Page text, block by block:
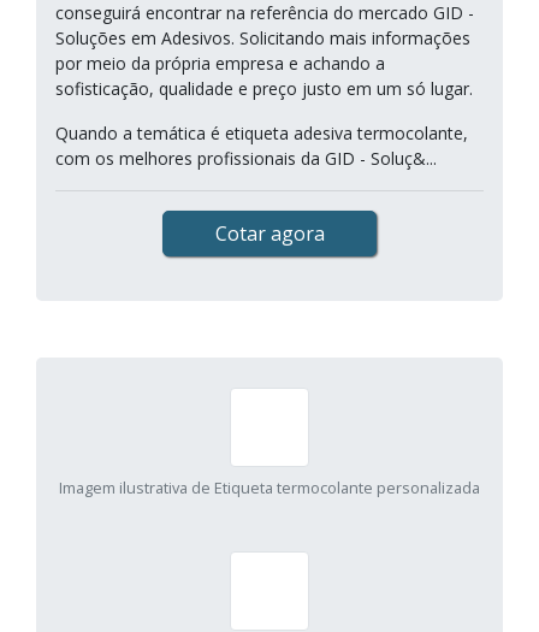
conseguirá encontrar na referência do mercado GID -
Soluções em Adesivos. Solicitando mais informações
por meio da própria empresa e achando a
sofisticação, qualidade e preço justo em um só lugar.
Quando a temática é etiqueta adesiva termocolante,
com os melhores profissionais da GID - Soluç&...
Cotar agora
Imagem ilustrativa de Etiqueta termocolante personalizada